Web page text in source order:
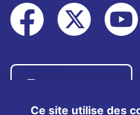
Ce site utilise des